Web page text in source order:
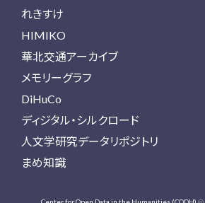
れきすけ
HIMIKO
華北交通アーカイブ
メモリーグラフ
DiHuCo
ディジタル・シルクロード
人文学研究データリポジトリ
まめ知識